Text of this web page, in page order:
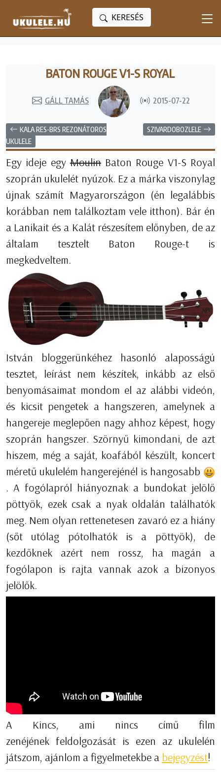
KERESÉS
BATON ROUGE V1-S ROYAL
GÁLL TAMÁS 2015-07-22
KALA RES-BRS REZONÁTOROS
UKULELE
SZIVARDOBOZLELE
Egy ideje egyMoulinBaton Rouge V1-S Royal
szoprán ukulelét nyúzok. Ez a márka viszonylag
újnak számít Magyarországon (én legalábbis
korábban nem találkoztam vele itthon). Bár én
a Lanikait és a Kalát részesítem előnyben, de az
általam tesztelt Baton Rouge-t is
megkedveltem.
István bloggerünkéhez hasonló alaposságú
tesztet, leírást nem készítek, inkább az első
benyomásaimat mondom el az alábbi videón,
és kicsit pengetek a hangszeren, amelynek a
hangereje meglepően nagy ahhoz képest, hogy
szoprán hangszer. Szörnyű kimondani, de azt
hiszem, még a saját, koafából készült, koncert
méretű ukulelém hangerejénél is hangosabb
. A fogólapról hiányoznak a bundokat jelölő
pöttyök, ezek csak a nyak oldalán találhatók
meg. Nem olyan rettenetesen zavaró ez a hiány
(sőt utólag pótolhatók is a pöttyök), de
kezdőknek azért nem rossz, ha magán a
fogólapon is rajta vannak azok a bizonyos
jelölők.
A Kincs, ami nincs című film
zenéjének feldolgozását is ezen az ukulelén
játszom, ajánlom a figyelmetekbe a bejegyzést!